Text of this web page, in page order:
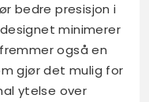
bedre presisjon i
minimerer
også en
gjør det mulig for
ytelse over